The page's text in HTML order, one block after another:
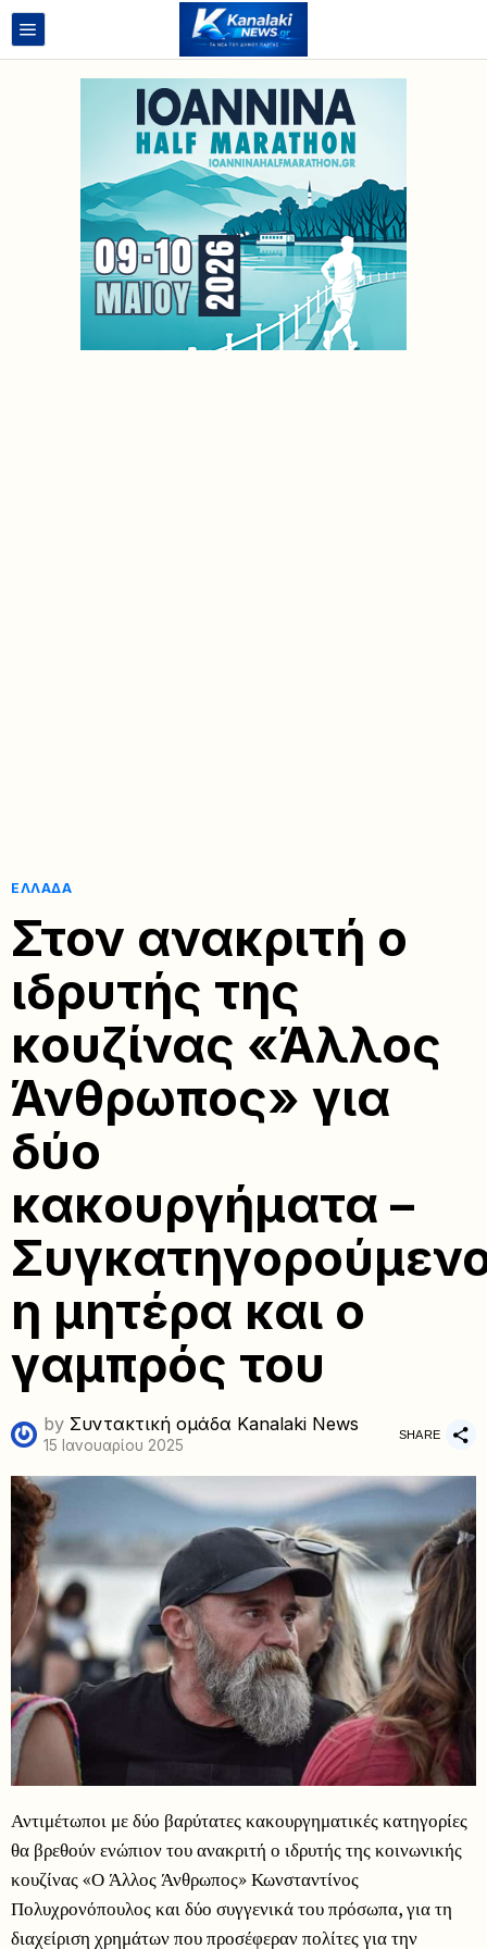
ΕΛΛΆΔΑ
Στον ανακριτή ο
ιδρυτής της
κουζίνας «Άλλος
Άνθρωπος» για
δύο
κακουργήματα –
η μητέρα και ο
γαμπρός του
by Συντακτική ομάδα Kanalaki News
15 Ιανουαρίου 2025
SHARE
Αντιμέτωποι με δύο βαρύτατες κακουργηματικές κατηγορίες
θα βρεθούν ενώπιον του ανακριτή ο ιδρυτής της κοινωνικής
κουζίνας «Ο Άλλος Άνθρωπος» Κωνσταντίνος
Πολυχρονόπουλος και δύο συγγενικά του πρόσωπα, για τη
διαχείριση χρημάτων που προσέφεραν πολίτες για την